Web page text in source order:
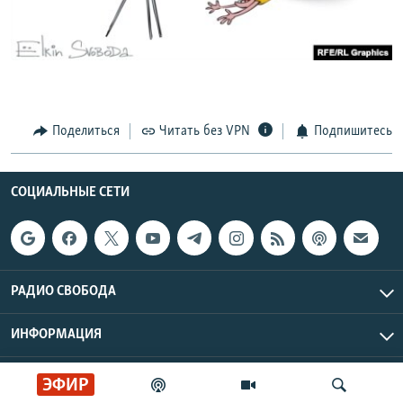
РАСПИСАНИЕ ВЕЩАНИЯ
ПОДПИШИТЕСЬ НА РАССЫЛКУ
Все сайты РСЕ/РС
ЭФИР
Поделиться Читать без VPN Подпишитесь
СОЦИАЛЬНЫЕ СЕТИ
РАДИО СВОБОДА
ИНФОРМАЦИЯ
Радио Свобода © 2026 RFE/RL, Inc. | Все права защищены.